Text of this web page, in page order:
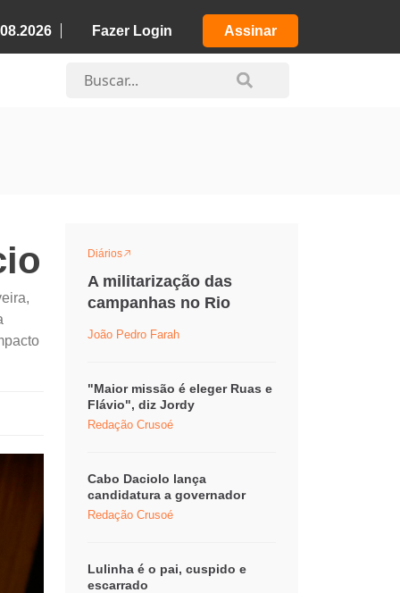
Fazer Login Assinar
Diários
A militarização das
campanhas no Rio
João Pedro Farah
"Maior missão é eleger Ruas e
Flávio", diz Jordy
Redação Crusoé
Cabo Daciolo lança
candidatura a governador
Redação Crusoé
Lulinha é o pai, cuspido e
escarrado